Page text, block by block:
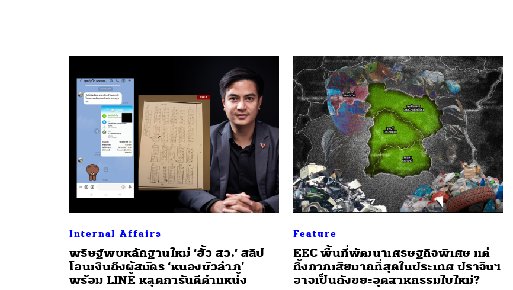
Internal Affairs
พริษฐ์พบหลักฐานใหม่ ‘ฮั้ว สว.’ สลิป
โอนเงินถึงผู้สมัคร ‘หนองบัวลำภู’
พร้อม LINE หลุดการันตีตำแหน่ง
Feature
EEC พื้นที่พัฒนาเศรษฐกิจพิเศษ แต่
ทิ้งกากเสียมากที่สุดในประเทศ ปราจีนฯ
อาจเป็นถังขยะอุตสาหกรรมใบใหม่?